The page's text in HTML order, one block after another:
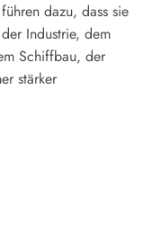
dazu, dass sie
Industrie, dem
Schiffbau, der
stärker